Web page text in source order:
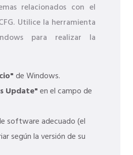
relacionados con el
Utilice la herramienta
para realizar la
de Windows.
Update"en el campo de
software adecuado (el
según la versión de su